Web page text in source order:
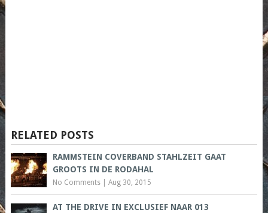
RELATED POSTS
RAMMSTEIN COVERBAND STAHLZEIT GAAT
GROOTS IN DE RODAHAL
No Comments| Aug 30, 2015
AT THE DRIVE IN EXCLUSIEF NAAR 013